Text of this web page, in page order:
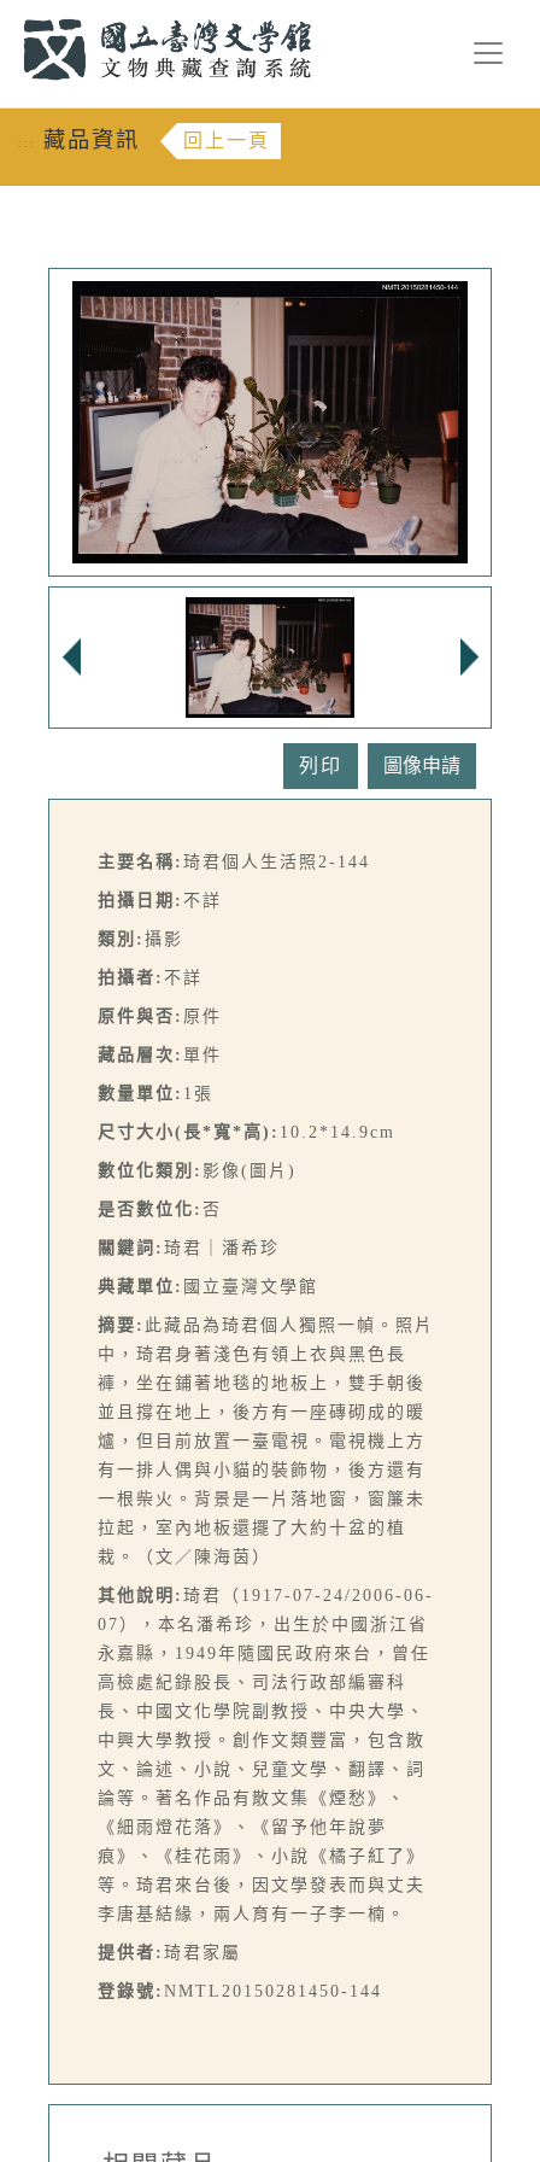
::: 藏品資訊 回上一頁
列印
主要名稱: 琦君個人生活照2-144
拍攝日期: 不詳
類別: 攝影
拍攝者: 不詳
原件與否: 原件
藏品層次: 單件
數量單位: 1張
尺寸大小(長*寬*高): 10.2*14.9cm
數位化類別: 影像(圖片)
是否數位化: 否
關鍵詞: 琦君｜潘希珍
典藏單位: 國立臺灣文學館
摘要: 此藏品為琦君個人獨照一幀。照片
中，琦君身著淺色有領上衣與黑色長
褲，坐在鋪著地毯的地板上，雙手朝後
並且撐在地上，後方有一座磚砌成的暖
爐，但目前放置一臺電視。電視機上方
有一排人偶與小貓的裝飾物，後方還有
一根柴火。背景是一片落地窗，窗簾未
拉起，室內地板還擺了大約十盆的植
栽。（文／陳海茵）
其他說明: 琦君（1917-07-24/2006-06-
07），本名潘希珍，出生於中國浙江省
永嘉縣，1949年隨國民政府來台，曾任
高檢處紀錄股長、司法行政部編審科
長、中國文化學院副教授、中央大學、
中興大學教授。創作文類豐富，包含散
文、論述、小說、兒童文學、翻譯、詞
論等。著名作品有散文集《煙愁》、
《細雨燈花落》、《留予他年說夢
痕》、《桂花雨》、小說《橘子紅了》
等。琦君來台後，因文學發表而與丈夫
李唐基結緣，兩人育有一子李一楠。
提供者: 琦君家屬
登錄號: NMTL20150281450-144